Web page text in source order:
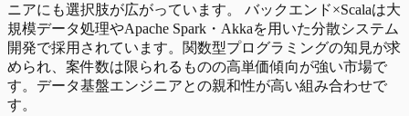
ニアにも選択肢が広がっています。 バックエンド×Scalaは大
規模データ処理やApache Spark・Akkaを用いた分散システム
開発で採用されています。関数型プログラミングの知見が求
められ、案件数は限られるものの高単価傾向が強い市場で
す。データ基盤エンジニアとの親和性が高い組み合わせで
す。